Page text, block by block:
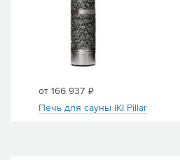
от 166 937 i
Печь для сауны IKI Pillar